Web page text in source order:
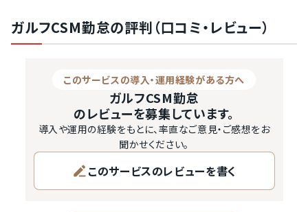
なかで選ばれる秘訣は何なのか？今回は「ガルフCSM 勤怠
管理」の評判と実態を徹底調査。その結果を、余すところな
ITツール受発注支援のプロであるPRONIアイミツが、おす
すめの勤怠管理システムを厳選！
「ガルフCSM 勤怠管理」はどんなシステムか？と聞かれた
ら、福利厚生重視の勤怠管理システムという答えが最も適
切だと言えます。従来の勤怠管理の機能といえば、もっぱら
打刻のみということがほとんど…
ガルフCSM勤怠の評判（口コミ・レビュー）
このサービスの導入・運用経験がある方へ
ガルフCSM勤怠
のレビューを募集しています。
導入や運用の経験をもとに、率直なご意見・ご感想をお
聞かせください。
このサービスのレビューを書く